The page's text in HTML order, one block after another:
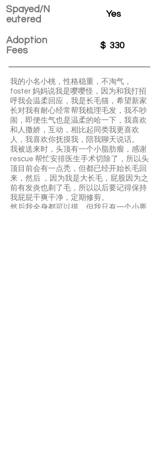
Spayed/N
eutered
Adoption
Fees
Yes
$ 330
我的小名小桃，性格稳重，不淘气，
foster 妈妈说我是嘤嘤怪，因为和我打招
呼我会温柔回应，我是长毛猫，希望新家
长对我有耐心经常帮我梳理毛发，我不吵
闹，即便生气也是温柔的哈一下，我喜欢
和人撒娇，互动，相比起同类我更喜欢
人，我喜欢你抚摸我，陪我聊天说话。
我被送来时，头顶有一个小脂肪瘤，感谢
rescue 帮忙安排医生手术切除了，所以头
顶目前会有一点秃，但都已经开始长毛回
来，然后 ，因为我是大长毛，屁股因为之
前有发炎也剃了毛，所以以后要记得保持
我屁屁干爽干净，定期修剪。
然后我全身都可以摸，但我只有一个小要